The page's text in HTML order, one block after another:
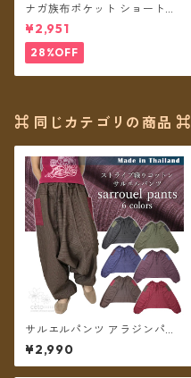
ナガ族布ポケット ショートサ
ロペット B ★2カラー★【メー
ル便送料無料】
¥2,951
28%OFF
⌘ 同じカテゴリの商品 ⌘
サルエルパンツ アラジンパン
ツ ストライプコットン メンズ
レディース ツートーンポケッ
ト フリーサイズ 6カラー【メ
¥2,990